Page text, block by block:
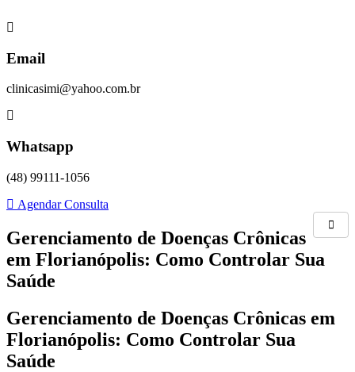
to
Email
clinicasimi@yahoo.com.br
Whatsapp
(48) 99111-1056
Agendar Consulta
Gerenciamento de Doenças Crônicas
em Florianópolis: Como Controlar Sua
Saúde
Gerenciamento de Doenças Crônicas em
Florianópolis: Como Controlar Sua
Saúde